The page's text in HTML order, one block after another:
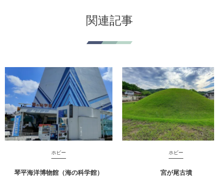
関連記事
ホビー
琴平海洋博物館（海の科学館）
ホビー
宮が尾古墳